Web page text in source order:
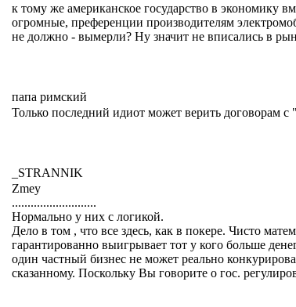
к тому же американское государство в экономику
огромные, преференции производителям
не должно - вымерли? Ну значит не вписались в
папа римский
Только последний идиот может верить договорам
_STRANNIK
Zmey
...........................
Нормально у них с логикой.
Дело в том , что все здесь, как в покере. Чисто
гарантированно выигрывает тот у кого больше
один частный бизнес не может реально
сказанному. Поскольку Вы говорите о гос.